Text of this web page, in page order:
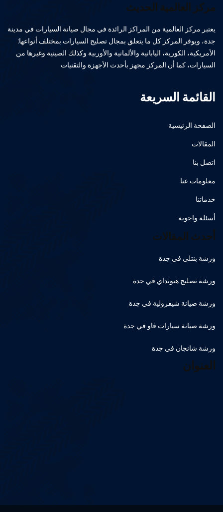
مركز العالمية الحديث
يعتبر مركز العالمية من المراكز الرائدة في مجال صيانة السيارات في مدينة
جدة، ويوفر المركز كل ما يتعلق بمجال تصليح السيارات بمختلف أنواعها:
الأمريكية، الكورية، اليابانية والألمانية والأوربية وكذلك الصينية وغيرها من
السيارات، كما أن المركز مجهز بأحدث الأجهزة والتقنيات
القائمة السريعة
الصفحة الرئيسية
المقالات
اتصل بنا
معلومات عنا
خدماتنا
أسئلة واجوبة
أحدث المقالات
ورشة بنتلي في جدة
ورشة تصليح هيونداي في جدة
ورشة صيانة شيفرولية في جدة
ورشة صيانة سيارات فاو في جدة
ورشة شانجان في جدة
العنوان